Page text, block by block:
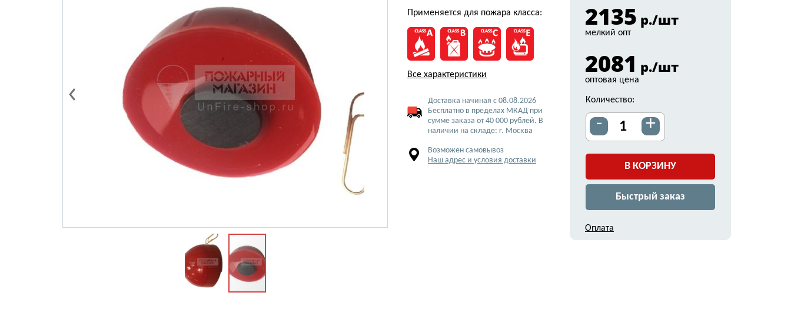
Применяется для пожара класса:
Все характеристики
Доставка начиная с 08.08.2026
Бесплатно в пределах МКАД при
сумме заказа от 40 000 рублей. В
наличии на складе: г. Москва
Возможен самовывоз
Наш адрес и условия доставки
2135 р./шт
мелкий опт
2081 р./шт
оптовая цена
Количество:
- +
В КОРЗИНУ
Быстрый заказ
Оплата